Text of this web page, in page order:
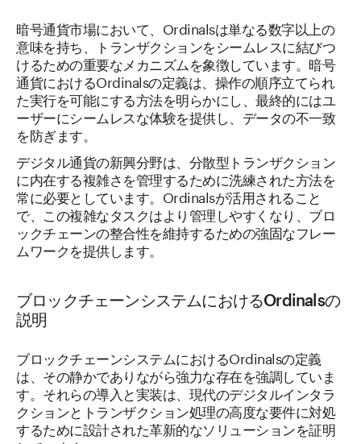
暗号通貨市場において、Ordinalsは単なる数字以上の
意味を持ち、トランザクションをシームレスに結びつ
けるための重要なメカニズムを象徴しています。暗号
通貨におけるOrdinalsの定義は、操作の順序立てられ
た実行を可能にする方法を明らかにし、最終的にはユ
ーザーにシームレスな体験を提供し、データの不一致
を防ぎます。
デジタル通貨の新興分野は、分散型トランザクション
に内在する複雑さを管理するために洗練された方法を
常に必要としています。Ordinalsが活用されること
で、この複雑なタスクはより管理しやすくなり、ブロ
ックチェーンの整合性を維持するための強固なフレー
ムワークを提供します。
ブロックチェーンシステムにおけるOrdinalsの
説明
ブロックチェーンシステムにおけるOrdinalsの定義
は、その静かでありながら強力な存在を強調していま
す。それらの導入と実装は、現代のデジタルインタラ
クションとトランザクション処理の高度な要件に対処
するために設計された革新的なソリューションを証明